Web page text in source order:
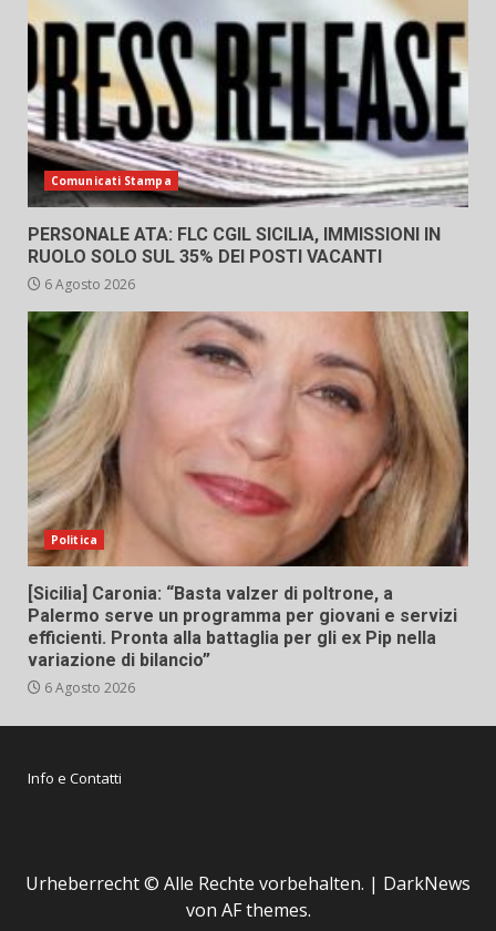
Comunicati Stampa
PERSONALE ATA: FLC CGIL SICILIA, IMMISSIONI IN
RUOLO SOLO SUL 35% DEI POSTI VACANTI
6 Agosto 2026
Politica
[Sicilia] Caronia: “Basta valzer di poltrone, a
Palermo serve un programma per giovani e servizi
efficienti. Pronta alla battaglia per gli ex Pip nella
variazione di bilancio”
6 Agosto 2026
Info e Contatti
Urheberrecht © Alle Rechte vorbehalten. | DarkNews
von AF themes.